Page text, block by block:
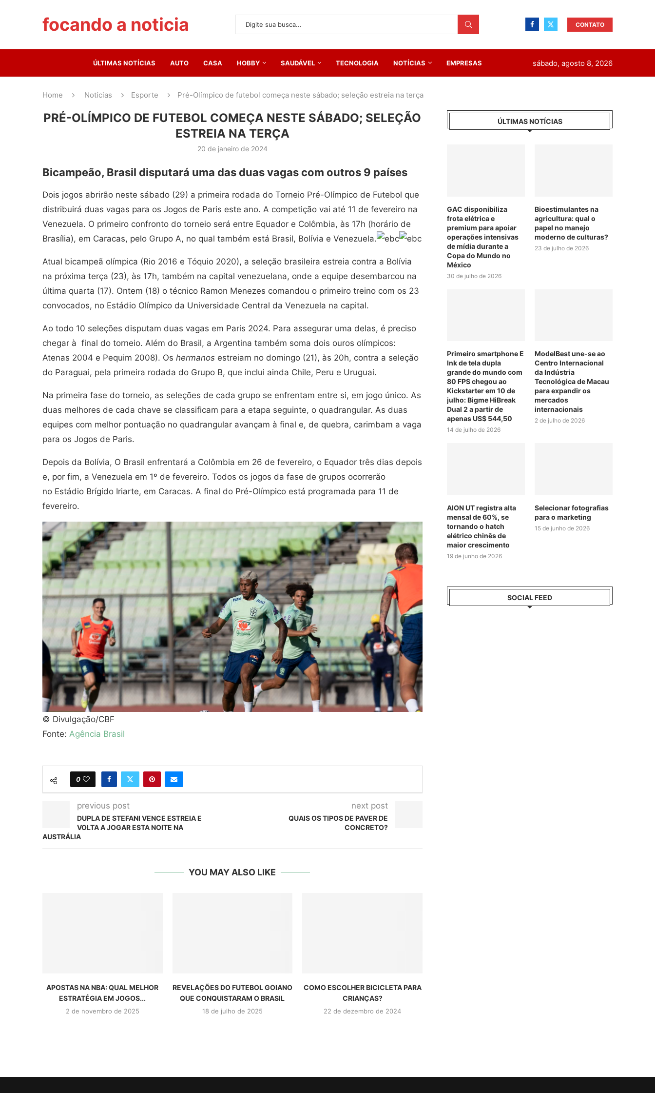
focando a noticia CONTATO
ÚLTIMAS NOTÍCIAS AUTO CASA HOBBY SAUDÁVEL TECNOLOGIA NOTÍCIAS EMPRESAS sábado, agosto 8, 2026
Home Notícias Esporte Pré-Olímpico de futebol começa neste sábado; seleção estreia na terça
PRÉ-OLÍMPICO DE FUTEBOL COMEÇA NESTE SÁBADO; SELEÇÃO
ESTREIA NA TERÇA
20 de janeiro de 2024
Bicampeão, Brasil disputará uma das duas vagas com outros 9 países
Dois jogos abrirão neste sábado (29) a primeira rodada do Torneio Pré-Olímpico de Futebol que
distribuirá duas vagas para os Jogos de Paris este ano. A competição vai até 11 de fevereiro na
Venezuela. O primeiro confronto do torneio será entre Equador e Colômbia, às 17h (horário de
Brasília), em Caracas, pelo Grupo A, no qual também está Brasil, Bolívia e Venezuela.
Atual bicampeã olímpica (Rio 2016 e Tóquio 2020), a seleção brasileira estreia contra a Bolívia
na próxima terça (23), às 17h, também na capital venezuelana, onde a equipe desembarcou na
última quarta (17). Ontem (18) o técnico Ramon Menezes comandou o primeiro treino com os 23
convocados, no Estádio Olímpico da Universidade Central da Venezuela na capital.
Ao todo 10 seleções disputam duas vagas em Paris 2024. Para assegurar uma delas, é preciso
chegar à final do torneio. Além do Brasil, a Argentina também soma dois ouros olímpicos:
Atenas 2004 e Pequim 2008). Os hermanos estreiam no domingo (21), às 20h, contra a seleção
do Paraguai, pela primeira rodada do Grupo B, que inclui ainda Chile, Peru e Uruguai.
Na primeira fase do torneio, as seleções de cada grupo se enfrentam entre si, em jogo único. As
duas melhores de cada chave se classificam para a etapa seguinte, o quadrangular. As duas
equipes com melhor pontuação no quadrangular avançam à final e, de quebra, carimbam a vaga
para os Jogos de Paris.
Depois da Bolívia, O Brasil enfrentará a Colômbia em 26 de fevereiro, o Equador três dias depois
e, por fim, a Venezuela em 1º de fevereiro. Todos os jogos da fase de grupos ocorrerão
no Estádio Brígido Iriarte, em Caracas. A final do Pré-Olímpico está programada para 11 de
fevereiro.
© Divulgação/CBF
Fonte: Agência Brasil
0
previous post
DUPLA DE STEFANI VENCE ESTREIA E
VOLTA A JOGAR ESTA NOITE NA
AUSTRÁLIA
next post
QUAIS OS TIPOS DE PAVER DE
CONCRETO?
YOU MAY ALSO LIKE
APOSTAS NA NBA: QUAL MELHOR
ESTRATÉGIA EM JOGOS...
2 de novembro de 2025
REVELAÇÕES DO FUTEBOL GOIANO
QUE CONQUISTARAM O BRASIL
18 de julho de 2025
COMO ESCOLHER BICICLETA PARA
CRIANÇAS?
22 de dezembro de 2024
ÚLTIMAS NOTÍCIAS
GAC disponibiliza
frota elétrica e
premium para apoiar
operações intensivas
de mídia durante a
Copa do Mundo no
México
30 de julho de 2026
Bioestimulantes na
agricultura: qual o
papel no manejo
moderno de culturas?
23 de julho de 2026
Primeiro smartphone E
Ink de tela dupla
grande do mundo com
80 FPS chegou ao
Kickstarter em 10 de
julho: Bigme HiBreak
Dual 2 a partir de
apenas US$ 544,50
14 de julho de 2026
ModelBest une-se ao
Centro Internacional
da Indústria
Tecnológica de Macau
para expandir os
mercados
internacionais
2 de julho de 2026
AION UT registra alta
mensal de 60%, se
tornando o hatch
elétrico chinês de
maior crescimento
19 de junho de 2026
Selecionar fotografias
para o marketing
15 de junho de 2026
SOCIAL FEED